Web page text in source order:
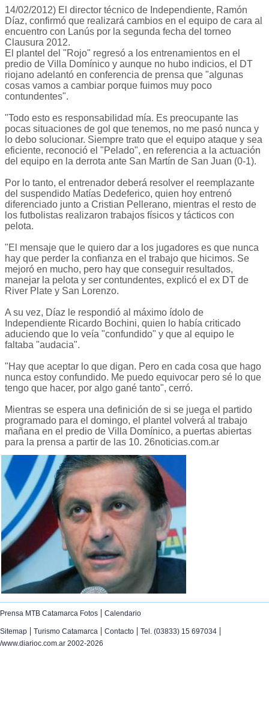
14/02/2012) El director técnico de Independiente, Ramón
Díaz, confirmó que realizará cambios en el equipo de cara al
encuentro con Lanús por la segunda fecha del torneo
Clausura 2012.
El plantel del "Rojo" regresó a los entrenamientos en el
predio de Villa Domínico y aunque no hubo indicios, el DT
riojano adelantó en conferencia de prensa que "algunas
cosas vamos a cambiar porque fuimos muy poco
contundentes".
"Todo esto es responsabilidad mía. Es preocupante las
pocas situaciones de gol que tenemos, no me pasó nunca y
lo debo solucionar. Siempre trato que el equipo ataque y sea
eficiente, reconoció el "Pelado", en referencia a la actuación
del equipo en la derrota ante San Martín de San Juan (0-1).
Por lo tanto, el entrenador deberá resolver el reemplazante
del suspendido Matías Dedeferico, quien hoy entrenó
diferenciado junto a Cristian Pellerano, mientras el resto de
los futbolistas realizaron trabajos físicos y tácticos con
pelota.
"El mensaje que le quiero dar a los jugadores es que nunca
hay que perder la confianza en el trabajo que hicimos. Se
mejoró en mucho, pero hay que conseguir resultados,
manejar la pelota y ser contundentes, explicó el ex DT de
River Plate y San Lorenzo.
A su vez, Díaz le respondió al máximo ídolo de
Independiente Ricardo Bochini, quien lo había criticado
aduciendo que lo veía "confundido" y que al equipo le
faltaba "audacia".
"Hay que aceptar lo que digan. Pero en cada cosa que hago
nunca estoy confundido. Me puedo equivocar pero sé lo que
tengo que hacer, por algo gané tanto", cerró.
Mientras se espera una definición de si se juega el partido
programado para el domingo, el plantel volverá al trabajo
mañana en el predio de Villa Domínico, a puertas abiertas
para la prensa a partir de las 10. 26noticias.com.ar
Prensa MTB Catamarca Fotos | Calendario
Sitemap | Turismo Catamarca | Contacto | Tel. (03833) 15 697034 |
/www.diarioc.com.ar 2002-2026